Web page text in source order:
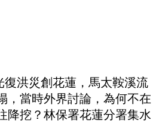
復洪災創花蓮，馬太鞍溪流
，當時外界討論，為何不在
降挖？林保署花蓮分署集水